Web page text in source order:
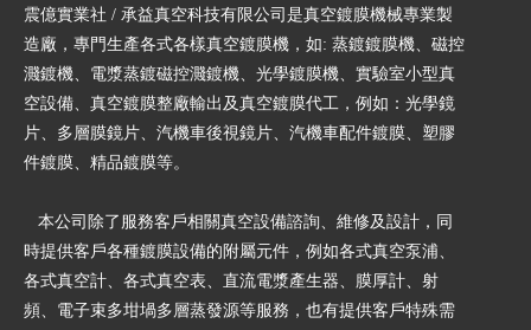
震億實業社 / 承益真空科技有限公司是真空鍍膜機械專業製
造廠，專門生產各式各樣真空鍍膜機，如: 蒸鍍鍍膜機、磁控
濺鍍機、電漿蒸鍍磁控濺鍍機、光學鍍膜機、實驗室小型真
空設備、真空鍍膜整廠輸出及真空鍍膜代工，例如：光學鏡
片、多層膜鏡片、汽機車後視鏡片、汽機車配件鍍膜、塑膠
件鍍膜、精品鍍膜等。
本公司除了服務客戶相關真空設備諮詢、維修及設計，同
時提供客戶各種鍍膜設備的附屬元件，例如各式真空泵浦、
各式真空計、各式真空表、直流電漿產生器、膜厚計、射
頻、電子束多坩堝多層蒸發源等服務，也有提供客戶特殊需